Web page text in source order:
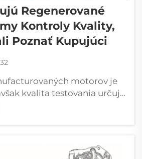
Regenerované
Kontroly Kvality,
Poznať Kupujúci
motorov je
kvalita testovania určuje
vozové parky, logistické
firmy a